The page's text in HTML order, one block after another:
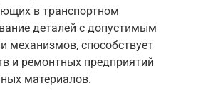
в транспортном
деталей с допустимым
механизмов, способствует
и ремонтных предприятий
материалов.